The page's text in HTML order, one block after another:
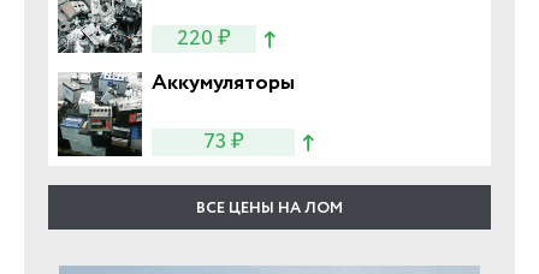
220 ₽
Аккумуляторы
73 ₽
ВСЕ ЦЕНЫ НА ЛОМ